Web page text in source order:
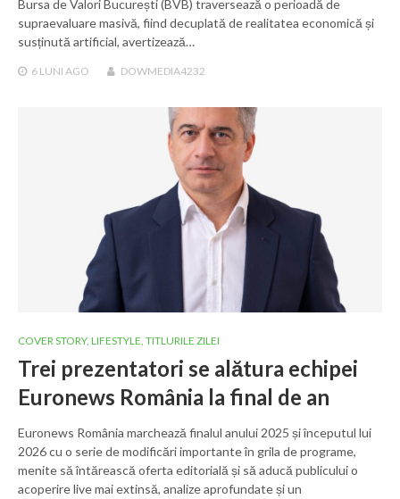
Bursa de Valori București (BVB) traversează o perioadă de
supraevaluare masivă, fiind decuplată de realitatea economică și
susținută artificial, avertizează…
6 LUNI AGO DOWMEDIA4232
COVER STORY, LIFESTYLE, TITLURILE ZILEI
Trei prezentatori se alătura echipei
Euronews România la final de an
Euronews România marchează finalul anului 2025 și începutul lui
2026 cu o serie de modificări importante în grila de programe,
menite să întărească oferta editorială și să aducă publicului o
acoperire live mai extinsă, analize aprofundate și un